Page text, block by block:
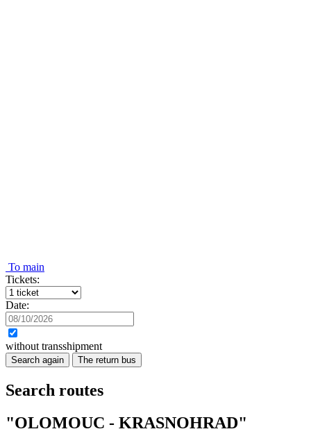
To main
Tickets:
Date:
without transshipment
Search again The return bus
Search routes
"OLOMOUC - KRASNOHRAD"